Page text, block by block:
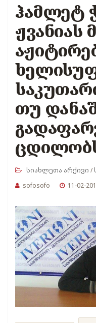
ჰამლეტ
ჟვანიას
თუ
სიახლეთა არქივი /
sofosofo
11-02-